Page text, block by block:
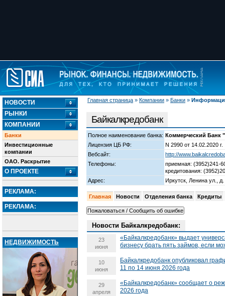
Главная страница » Компании » Банки »
НОВОСТИ
РЫНКИ
КОМПАНИИ
Банки
Инвестиционные
компании
ОАО. Раскрытие
О ПРОЕКТЕ
РЕКЛАМА:
РЕКЛАМА:
НЕДВИЖИМОСТЬ
Байкалкредобанк
Полное наименование банка: Коммерческий Банк
Лицензия ЦБ РФ:
N 2990 от 14.02.2020 г.
Вебсайт:
http://
Телефоны:
приемная: (3952)241-
кредитования:
Адрес:
Иркутск, Ленина ул., д.
Главная Новости Отделения банка Кредиты
Новости Байкалкредобанк:
23
июня
«Байкалкредобанк» выдает
бизнесу брать пять займов, если
10
июня
Байкалкредобанк опубликовал
11 по 14 июня 2026 года
29
апреля
«Байкалкредобанк» сообщает о
2026 года